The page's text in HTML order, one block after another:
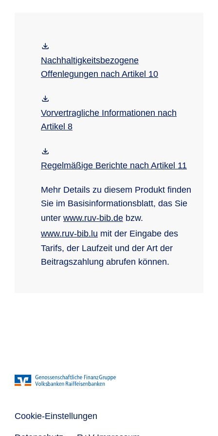
Nachhaltigkeitsbezogene
Offenlegungen nach Artikel 10
Vorvertragliche Informationen nach
Artikel 8
Regelmäßige Berichte nach Artikel 11
Mehr Details zu diesem Produkt finden
Sie im Basisinformationsblatt, das Sie
unter www.ruv-bib.de bzw.
www.ruv-bib.lu mit der Eingabe des
Tarifs, der Laufzeit und der Art der
Beitragszahlung abrufen können.
Cookie-Einstellungen